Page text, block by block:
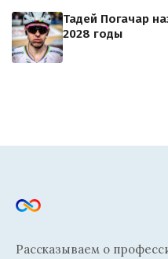
Тадей Погачар
2028 годы
Рассказываем о